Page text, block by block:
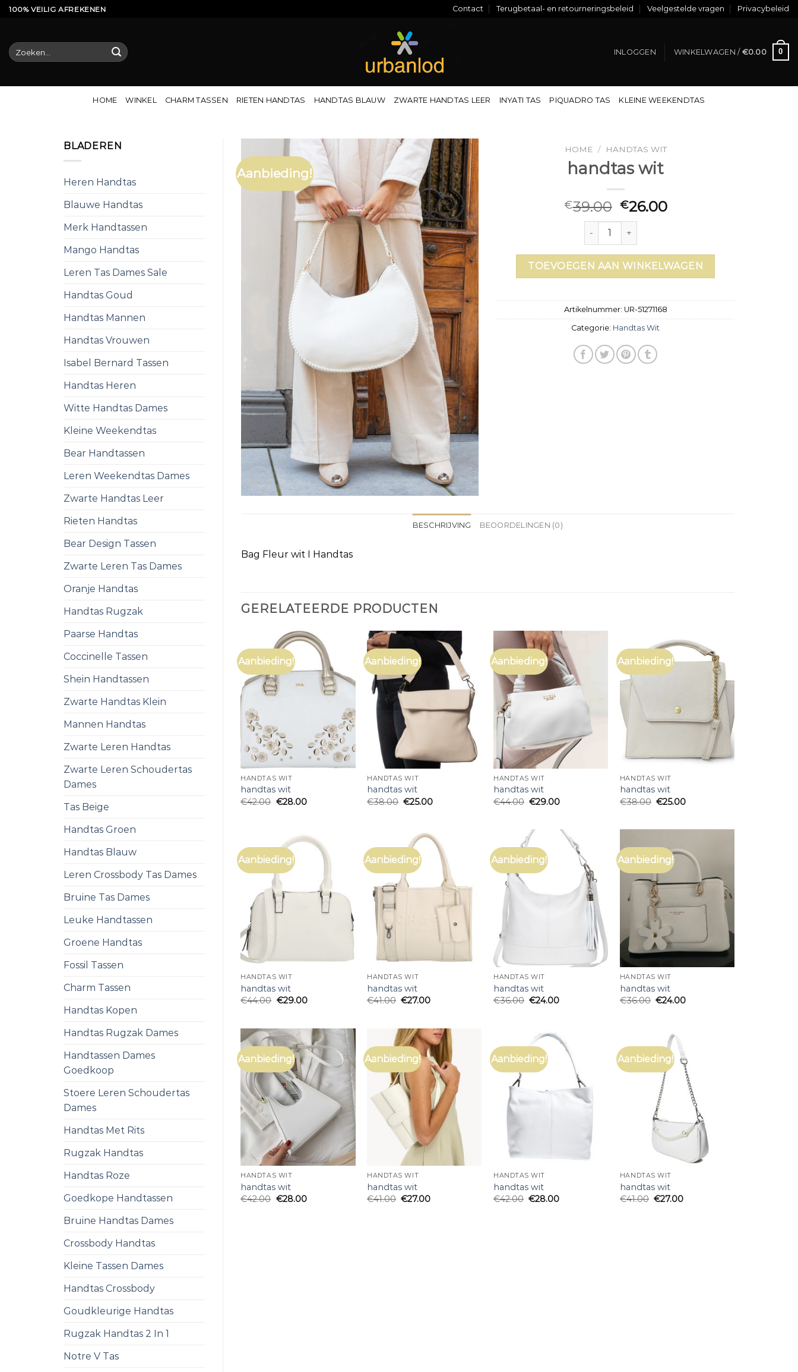
Ga100% VEILIG AFREKENEN Contact Terugbetaal- en retourneringsbeleid Veelgestelde vragen Privacybeleid
Zoeken
naar:
INLOGGEN WINKELWAGEN / €0.00 0
HOME WINKEL CHARM TASSEN RIETEN HANDTAS HANDTAS BLAUW ZWARTE HANDTAS LEER INYATI TAS PIQUADRO TAS KLEINE WEEKENDTAS
BLADEREN
Heren Handtas
Blauwe Handtas
Merk Handtassen
Mango Handtas
Leren Tas Dames Sale
Handtas Goud
Handtas Mannen
Handtas Vrouwen
Isabel Bernard Tassen
Handtas Heren
Witte Handtas Dames
Kleine Weekendtas
Bear Handtassen
Leren Weekendtas Dames
Zwarte Handtas Leer
Rieten Handtas
Bear Design Tassen
Zwarte Leren Tas Dames
Oranje Handtas
Handtas Rugzak
Paarse Handtas
Coccinelle Tassen
Shein Handtassen
Zwarte Handtas Klein
Mannen Handtas
Zwarte Leren Handtas
Zwarte Leren Schoudertas
Dames
Tas Beige
Handtas Groen
Handtas Blauw
Leren Crossbody Tas Dames
Bruine Tas Dames
Leuke Handtassen
Groene Handtas
Fossil Tassen
Charm Tassen
Handtas Kopen
Handtas Rugzak Dames
Handtassen Dames
Goedkoop
Stoere Leren Schoudertas
Dames
Handtas Met Rits
Rugzak Handtas
Handtas Roze
Goedkope Handtassen
Bruine Handtas Dames
Crossbody Handtas
Kleine Tassen Dames
Handtas Crossbody
Goudkleurige Handtas
Rugzak Handtas 2 In 1
Notre V Tas
Aanbieding!
HOME / HANDTAS WIT
handtas wit
€39.00 €26.00
handtas wit aantal
TOEVOEGEN AAN WINKELWAGEN
Artikelnummer: UR-51271168
Categorie: Handtas Wit
BESCHRIJVING BEOORDELINGEN (0)
Bag Fleur wit I Handtas
GERELATEERDE PRODUCTEN
Aanbieding!
HANDTAS WIT
handtas wit
€42.00 €28.00
Aanbieding!
HANDTAS WIT
handtas wit
€38.00 €25.00
Aanbieding!
HANDTAS WIT
handtas wit
€44.00 €29.00
Aanbieding!
HANDTAS WIT
handtas wit
€38.00 €25.00
Aanbieding!
HANDTAS WIT
handtas wit
€44.00 €29.00
Aanbieding!
HANDTAS WIT
handtas wit
€41.00 €27.00
Aanbieding!
HANDTAS WIT
handtas wit
€36.00 €24.00
Aanbieding!
HANDTAS WIT
handtas wit
€36.00 €24.00
Aanbieding!
HANDTAS WIT
handtas wit
€42.00 €28.00
Aanbieding!
HANDTAS WIT
handtas wit
€41.00 €27.00
Aanbieding!
HANDTAS WIT
handtas wit
€42.00 €28.00
Aanbieding!
HANDTAS WIT
handtas wit
€41.00 €27.00